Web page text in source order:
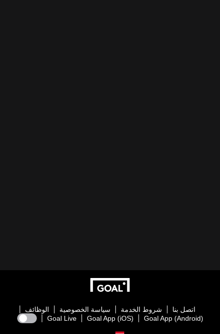
اتصل بنا شروط الخدمة سياسة الخصوصية
الوظائف
Goal App (Android)
Goal App (iOS)
Goal Live